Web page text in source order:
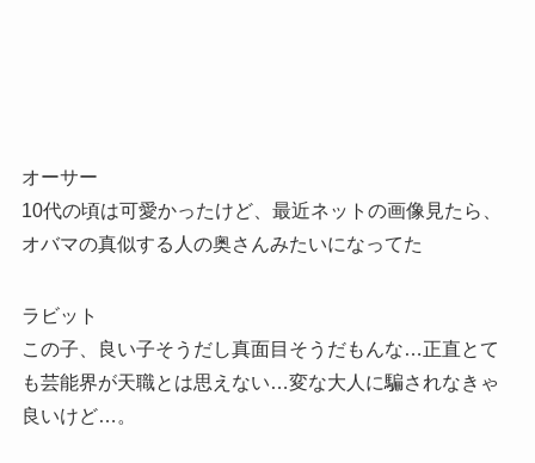
オーサー
10代の頃は可愛かったけど、最近ネットの画像見たら、
オバマの真似する人の奥さんみたいになってた
ラビット
この子、良い子そうだし真面目そうだもんな…正直とて
も芸能界が天職とは思えない…変な大人に騙されなきゃ
良いけど…。